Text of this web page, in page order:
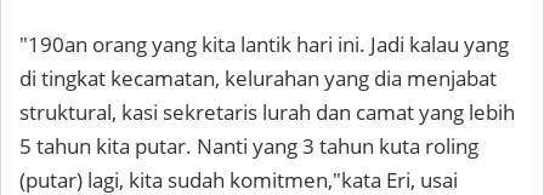
"190an orang yang kita lantik hari ini. Jadi kalau yang
di tingkat kecamatan, kelurahan yang dia menjabat
struktural, kasi sekretaris lurah dan camat yang lebih
5 tahun kita putar. Nanti yang 3 tahun kuta roling
(putar) lagi, kita sudah komitmen,"kata Eri, usai